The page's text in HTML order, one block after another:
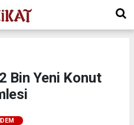
Bin Yeni Konut